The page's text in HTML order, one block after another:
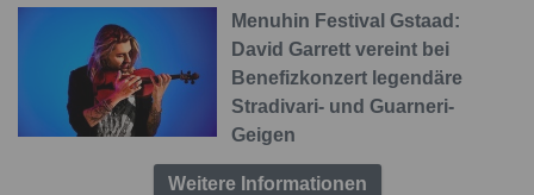
Menuhin Festival Gstaad:
David Garrett vereint bei
Benefizkonzert legendäre
Stradivari- und Guarneri-
Geigen
Weitere Informationen